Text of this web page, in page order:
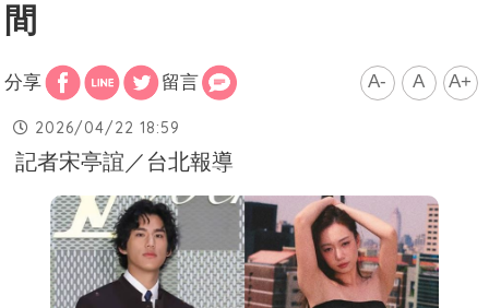
間
分享 留言 A- A A+
2026/04/22 18:59
記者宋亭誼／台北報導